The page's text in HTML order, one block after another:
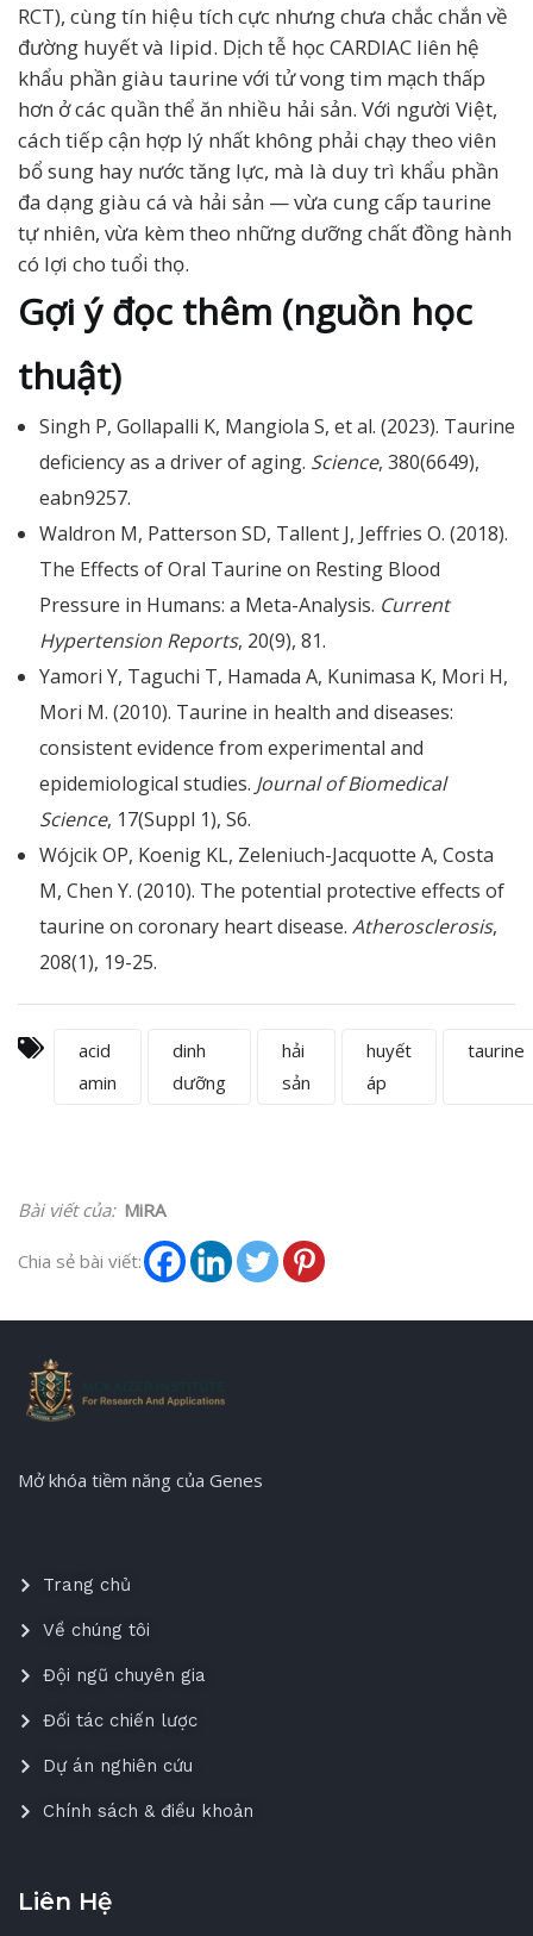
RCT), cùng tín hiệu tích cực nhưng chưa chắc chắn về
đường huyết và lipid. Dịch tễ học CARDIAC liên hệ
khẩu phần giàu taurine với tử vong tim mạch thấp
hơn ở các quần thể ăn nhiều hải sản. Với người Việt,
cách tiếp cận hợp lý nhất không phải chạy theo viên
bổ sung hay nước tăng lực, mà là duy trì khẩu phần
đa dạng giàu cá và hải sản — vừa cung cấp taurine
tự nhiên, vừa kèm theo những dưỡng chất đồng hành
có lợi cho tuổi thọ.
Gợi ý đọc thêm (nguồn học
thuật)
Singh P, Gollapalli K, Mangiola S, et al. (2023). Taurine
deficiency as a driver of aging. Science, 380(6649),
eabn9257.
Waldron M, Patterson SD, Tallent J, Jeffries O. (2018).
The Effects of Oral Taurine on Resting Blood
Pressure in Humans: a Meta-Analysis. Current
Hypertension Reports, 20(9), 81.
Yamori Y, Taguchi T, Hamada A, Kunimasa K, Mori H,
Mori M. (2010). Taurine in health and diseases:
consistent evidence from experimental and
epidemiological studies. Journal of Biomedical
Science, 17(Suppl 1), S6.
Wójcik OP, Koenig KL, Zeleniuch-Jacquotte A, Costa
M, Chen Y. (2010). The potential protective effects of
taurine on coronary heart disease. Atherosclerosis,
208(1), 19-25.
acid
amin
dinh
dưỡng
hải
sản
huyết
áp
taurine
Bài viết của: MiRA
Chia sẻ bài viết:
Mở khóa tiềm năng của Genes
Trang chủ
Về chúng tôi
Đội ngũ chuyên gia
Đối tác chiến lược
Dự án nghiên cứu
Chính sách & điều khoản
Liên Hệ